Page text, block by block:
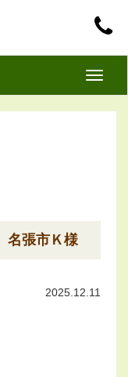
T
o
a
名張市Ｋ様
2025.12.11